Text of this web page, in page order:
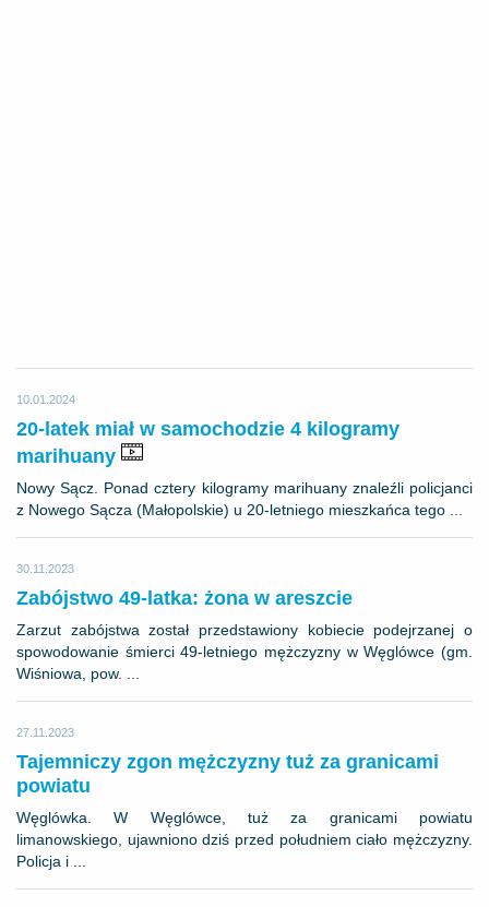
10.01.2024
20-latek miał w samochodzie 4 kilogramy
marihuany
Nowy Sącz. Ponad cztery kilogramy marihuany znaleźli policjanci
z Nowego Sącza (Małopolskie) u 20-letniego mieszkańca tego ...
30.11.2023
Zabójstwo 49-latka: żona w areszcie
Zarzut zabójstwa został przedstawiony kobiecie podejrzanej o
spowodowanie śmierci 49-letniego mężczyzny w Węglówce (gm.
Wiśniowa, pow. ...
27.11.2023
Tajemniczy zgon mężczyzny tuż za granicami
powiatu
Węglówka. W Węglówce, tuż za granicami powiatu
limanowskiego, ujawniono dziś przed południem ciało mężczyzny.
Policja i ...